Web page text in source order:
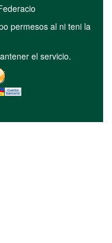
permesos al ni teni la
el servicio.